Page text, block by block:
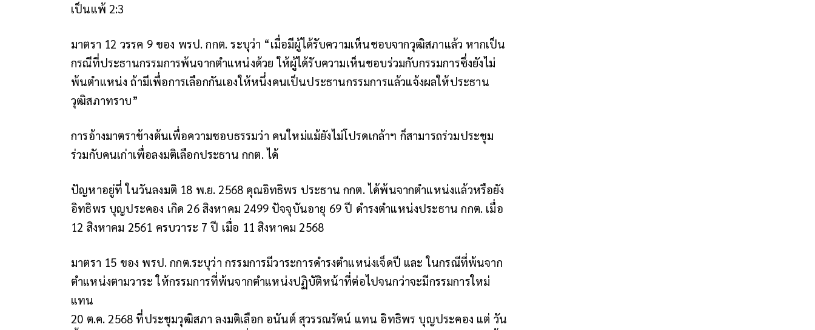
เป็นแพ้ 2:3
มาตรา 12 วรรค 9 ของ พรป. กกต. ระบุว่า “เมื่อมีผู้ได้รับความเห็นชอบจากวุฒิสภาแล้ว หากเป็น
กรณีที่ประธานกรรมการพ้นจากตำแหน่งด้วย ให้ผู้ได้รับความเห็นชอบร่วมกับกรรมการซึ่งยังไม่
พ้นตำแหน่ง ถ้ามีเพื่อการเลือกกันเองให้หนึ่งคนเป็นประธานกรรมการแล้วแจ้งผลให้ประธาน
วุฒิสภาทราบ”
การอ้างมาตราข้างต้นเพื่อความชอบธรรมว่า คนใหม่แม้ยังไม่โปรดเกล้าฯ ก็สามารถร่วมประชุม
ร่วมกับคนเก่าเพื่อลงมติเลือกประธาน กกต. ได้
ปัญหาอยู่ที่ ในวันลงมติ 18 พ.ย. 2568 คุณอิทธิพร ประธาน กกต. ได้พ้นจากตำแหน่งแล้วหรือยัง
อิทธิพร บุญประคอง เกิด 26 สิงหาคม 2499 ปัจจุบันอายุ 69 ปี ดำรงตำแหน่งประธาน กกต. เมื่อ
12 สิงหาคม 2561 ครบวาระ 7 ปี เมื่อ 11 สิงหาคม 2568
มาตรา 15 ของ พรป. กกต.ระบุว่า กรรมการมีวาระการดำรงตำแหน่งเจ็ดปี และ ในกรณีที่พ้นจาก
ตำแหน่งตามวาระ ให้กรรมการที่พ้นจากตำแหน่งปฏิบัติหน้าที่ต่อไปจนกว่าจะมีกรรมการใหม่
แทน
20 ต.ค. 2568 ที่ประชุมวุฒิสภา ลงมติเลือก อนันต์ สุวรรณรัตน์ แทน อิทธิพร บุญประคอง แต่ วัน